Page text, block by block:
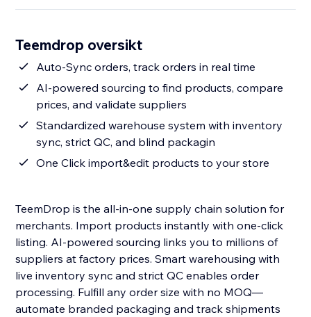
Teemdrop oversikt
Auto-Sync orders, track orders in real time
AI-powered sourcing to find products, compare
prices, and validate suppliers
Standardized warehouse system with inventory
sync, strict QC, and blind packagin
One Click import&edit products to your store
TeemDrop is the all-in-one supply chain solution for
merchants. Import products instantly with one-click
listing. AI-powered sourcing links you to millions of
suppliers at factory prices. Smart warehousing with
live inventory sync and strict QC enables order
processing. Fulfill any order size with no MOQ—
automate branded packaging and track shipments